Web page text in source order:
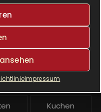
Impressum
Perfect Gourmet
Cook
Rezepte
Cook
Kuchen